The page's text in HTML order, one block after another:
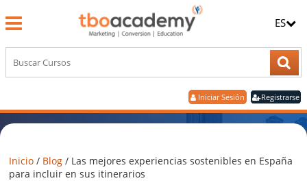
Iniciar Sesión Registrarse
ES
Inicio / Blog / Las mejores experiencias sostenibles en España
para incluir en sus itinerarios